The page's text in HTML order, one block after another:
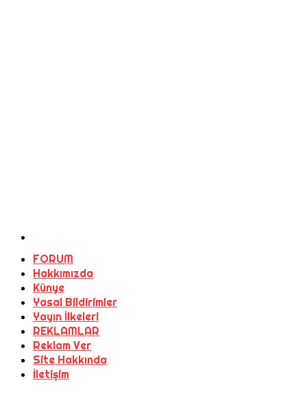
FORUM
Hakkımızda
Künye
Yasal Bildirimler
Yayın İlkeleri
REKLAMLAR
Reklam Ver
Site Hakkında
İletişim